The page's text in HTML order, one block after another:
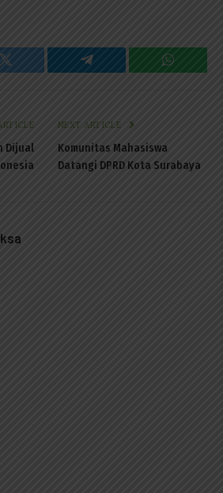
Twitter Telegram
Dijual
NEXT ARTICLE
Komunitas Mahasiswa
Datangi DPRD Kota Surabaya